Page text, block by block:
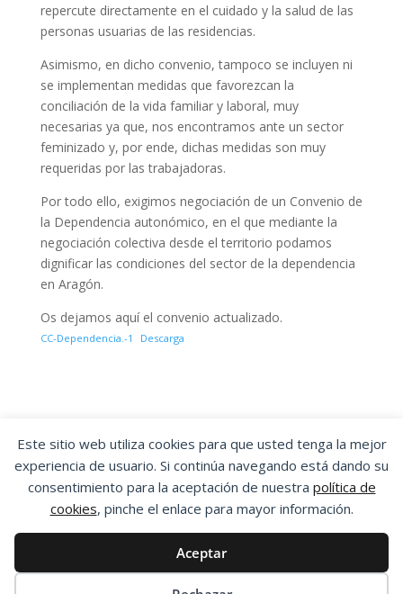
Este sitio web utiliza cookies para que usted tenga la mejor
experiencia de usuario. Si continúa navegando está dando su
consentimiento para la aceptación de nuestra política de
cookies, pinche el enlace para mayor información.
Aceptar
repercute directamente en el cuidado y la salud de las
personas usuarias de las residencias.
Asimismo, en dicho convenio, tampoco se incluyen ni
se implementan medidas que favorezcan la
conciliación de la vida familiar y laboral, muy
necesarias ya que, nos encontramos ante un sector
feminizado y, por ende, dichas medidas son muy
requeridas por las trabajadoras.
Por todo ello, exigimos negociación de un Convenio de
la Dependencia autonómico, en el que mediante la
negociación colectiva desde el territorio podamos
dignificar las condiciones del sector de la dependencia
en Aragón.
Os dejamos aquí el convenio actualizado.
CC-Dependencia.-1 Descarga
OSTA | ORGANIZACIÓN SINDICAL DE
TRABAJADORES Y TRABAJADORAS DE ARAGÓN
Aviso Legal
Política de Privacidad
Esta obra está bajo una
Commons Atribución-NoComercial-SinDerivadas